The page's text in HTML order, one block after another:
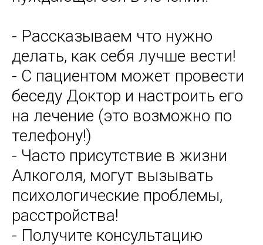
- Рассказываем что нужно
делать, как себя лучше вести!
- С пациентом может провести
беседу Доктор и настроить его
на лечение (это возможно по
телефону!)
- Часто присутствие в жизни
Алкоголя, могут вызывать
психологические проблемы,
расстройства!
- Получите консультацию